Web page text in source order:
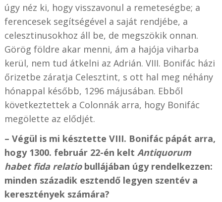
úgy néz ki, hogy visszavonul a remeteségbe; a
ferencesek segítségével a saját rendjébe, a
celesztinusokhoz áll be, de megszökik onnan.
Görög földre akar menni, ám a hajója viharba
kerül, nem tud átkelni az Adrián. VIII. Bonifác házi
őrizetbe záratja Celesztint, s ott hal meg néhány
hónappal később, 1296 májusában. Ebből
következtettek a Colonnák arra, hogy Bonifác
megölette az elődjét.
– Végül is mi késztette VIII. Bonifác pápát arra,
hogy 1300. február 22-én kelt Antiquorum
habet fida relatiobullájában úgy rendelkezzen:
minden századik esztendő legyen szentév a
keresztények számára?